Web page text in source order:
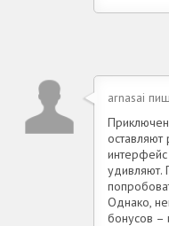
arnasai
удивляют.
Однако,
бонусов –